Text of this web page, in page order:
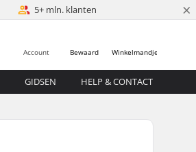
5+ mln. klanten ×
Winkelmandje
Bewaard
Account
GIDSEN HELP & CONTACT